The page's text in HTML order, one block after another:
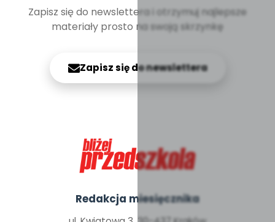
Zapisz się do newslettera i otrzymuj najlepsze
materiały prosto na swoją skrzynkę
Zapisz się do newslettera
Redakcja miesięcznika